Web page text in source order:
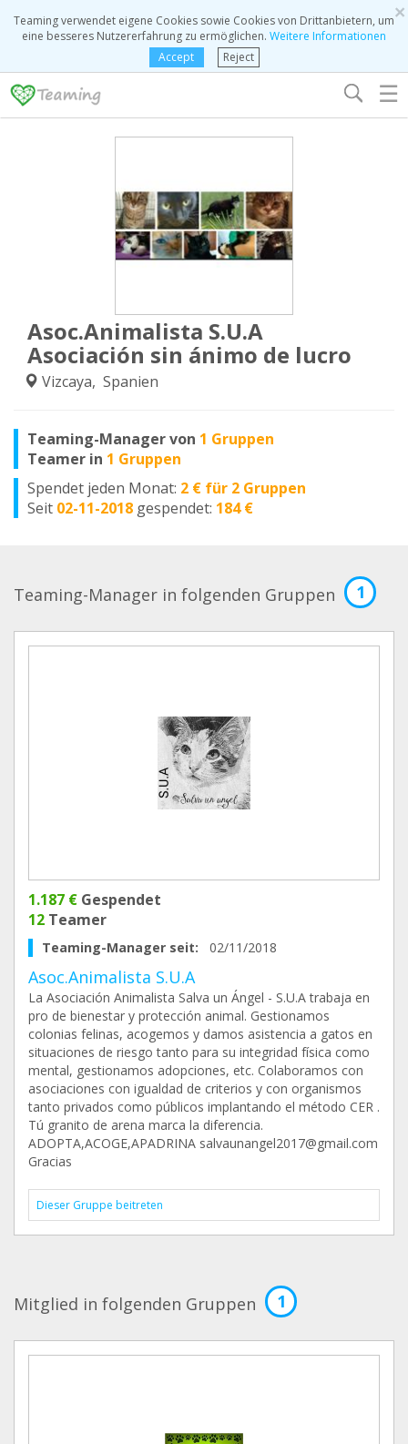
×
Teaming verwendet eigene Cookies sowie Cookies von Drittanbietern, um
eine besseres Nutzererfahrung zu ermöglichen. Weitere Informationen
Accept
Reject
☰
Asoc.Animalista S.U.A
Asociación sin ánimo de lucro
Vizcaya, Spanien
Teaming-Manager von 1 Gruppen
Teamer in 1 Gruppen
Spendet jeden Monat: 2 € für 2 Gruppen
Seit 02-11-2018 gespendet: 184 €
Teaming-Manager in folgenden Gruppen 1
1.187 € Gespendet
12 Teamer
Teaming-Manager seit: 02/11/2018
Asoc.Animalista S.U.A
La Asociación Animalista Salva un Ángel - S.U.A trabaja en
pro de bienestar y protección animal. Gestionamos
colonias felinas, acogemos y damos asistencia a gatos en
situaciones de riesgo tanto para su integridad física como
mental, gestionamos adopciones, etc. Colaboramos con
asociaciones con igualdad de criterios y con organismos
tanto privados como públicos implantando el método CER .
Tú granito de arena marca la diferencia.
ADOPTA,ACOGE,APADRINA salvaunangel2017@gmail.com
Gracias
Dieser Gruppe beitreten
Mitglied in folgenden Gruppen 1